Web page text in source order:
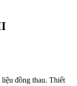
đồng thau. Thiết